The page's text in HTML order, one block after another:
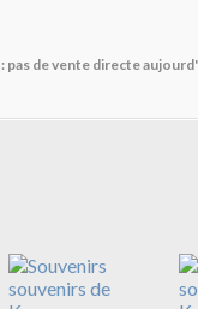
: pas de vente directe